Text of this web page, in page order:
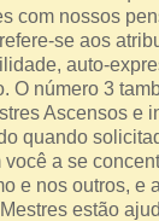
com nossos
se aos
auto-
O número 3
Ascensos e
quando
a se
e nos outros, e
estão